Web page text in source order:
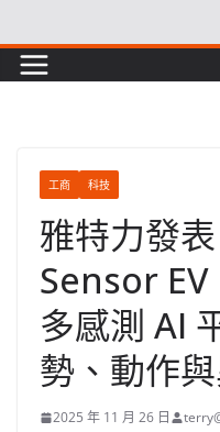
to
content
工商 科技
雅特力發
Sensor
多感測 AI
勢、動作
2025 年 11 月 26 日